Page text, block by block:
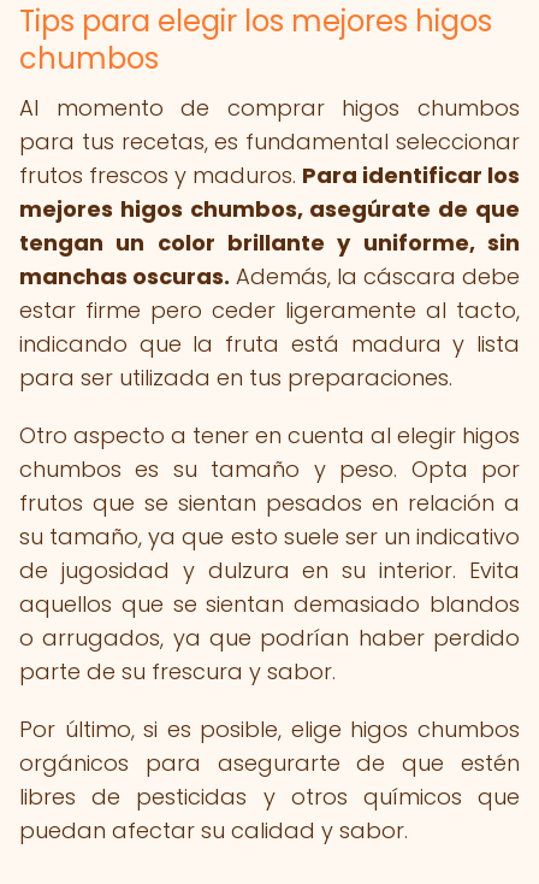
Tips para elegir los mejores higos
chumbos
Al momento de comprar higos chumbos
para tus recetas, es fundamental seleccionar
frutos frescos y maduros. Para identificar los
mejores higos chumbos, asegúrate de que
tengan un color brillante y uniforme, sin
manchas oscuras. Además, la cáscara debe
estar firme pero ceder ligeramente al tacto,
indicando que la fruta está madura y lista
para ser utilizada en tus preparaciones.
Otro aspecto a tener en cuenta al elegir higos
chumbos es su tamaño y peso. Opta por
frutos que se sientan pesados en relación a
su tamaño, ya que esto suele ser un indicativo
de jugosidad y dulzura en su interior. Evita
aquellos que se sientan demasiado blandos
o arrugados, ya que podrían haber perdido
parte de su frescura y sabor.
Por último, si es posible, elige higos chumbos
orgánicos para asegurarte de que estén
libres de pesticidas y otros químicos que
puedan afectar su calidad y sabor.